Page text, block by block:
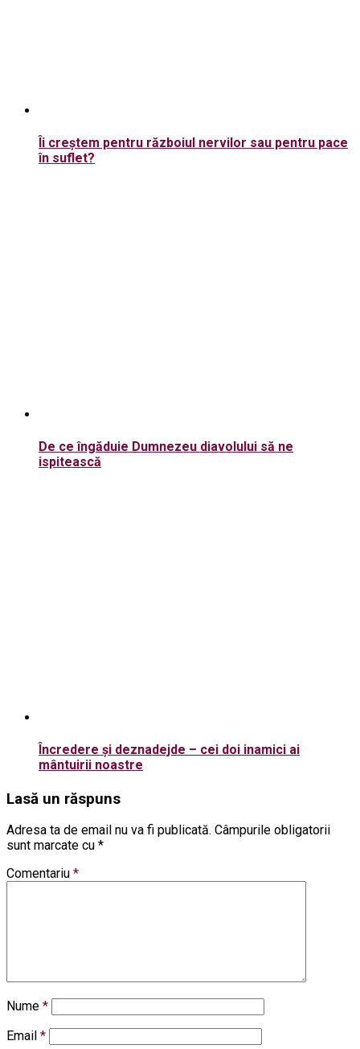
Îi creștem pentru războiul nervilor sau pentru pace
în suflet?
De ce îngăduie Dumnezeu diavolului să ne
ispitească
Încredere și deznadejde – cei doi inamici ai
mântuirii noastre
Lasă un răspuns
Adresa ta de email nu va fi publicată. Câmpurile obligatorii
sunt marcate cu *
Comentariu *
Nume *
Email *